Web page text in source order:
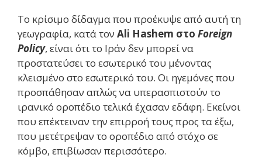
Το κρίσιμο δίδαγμα που προέκυψε από αυτή τη
γεωγραφία, κατά τον Ali Hashem στο Foreign
Policy, είναι ότι το Ιράν δεν μπορεί να
προστατεύσει το εσωτερικό του μένοντας
κλεισμένο στο εσωτερικό του. Οι ηγεμόνες που
προσπάθησαν απλώς να υπερασπιστούν το
ιρανικό οροπέδιο τελικά έχασαν εδάφη. Εκείνοι
που επέκτειναν την επιρροή τους προς τα έξω,
που μετέτρεψαν το οροπέδιο από στόχο σε
κόμβο, επιβίωσαν περισσότερο.